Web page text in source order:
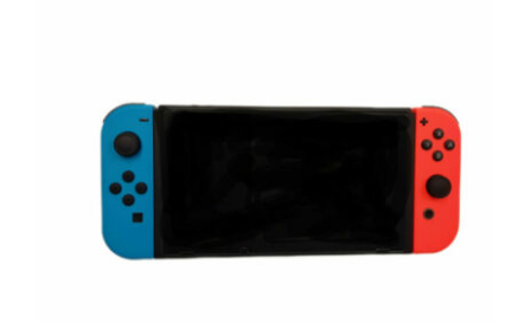
Switch Nintendo Spielkonsole